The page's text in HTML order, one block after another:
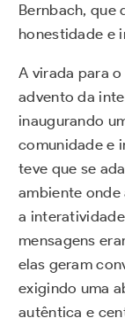
Bernbach, que
honestidade e
A virada para
advento da
inaugurando
comunidade e
teve que se
ambiente
a
mensagens
elas geram
exigindo uma
autêntica e